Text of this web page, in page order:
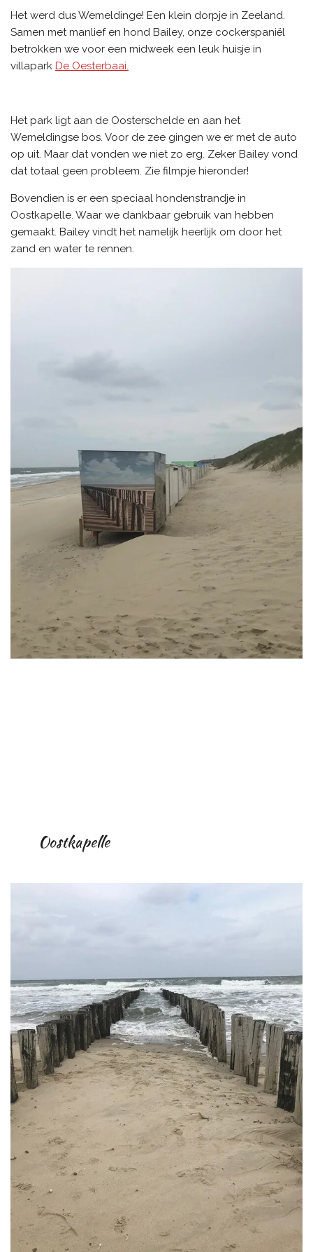
Het werd dus Wemeldinge! Een klein dorpje in Zeeland.
Samen met manlief en hond Bailey, onze cockerspaniël
betrokken we voor een midweek een leuk huisje in
villapark De Oesterbaai.
Het park ligt aan de Oosterschelde en aan het
Wemeldingse bos. Voor de zee gingen we er met de auto
op uit. Maar dat vonden we niet zo erg. Zeker Bailey vond
dat totaal geen probleem. Zie filmpje hieronder!
Bovendien is er een speciaal hondenstrandje in
Oostkapelle. Waar we dankbaar gebruik van hebben
gemaakt. Bailey vindt het namelijk heerlijk om door het
zand en water te rennen.
Oostkapelle